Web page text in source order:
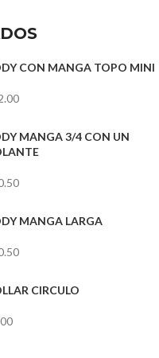
CON MANGA TOPO MINI
MANGA 3/4 CON UN
MANGA LARGA
CIRCULO